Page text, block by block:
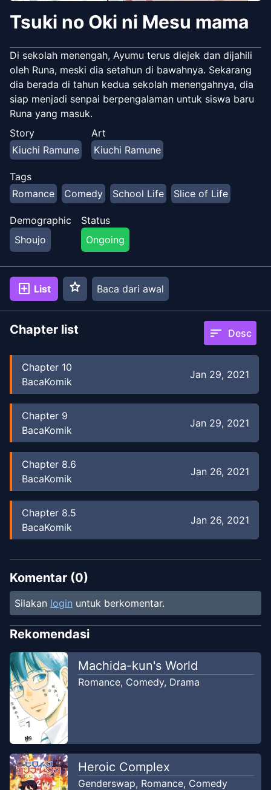
Tsuki no Oki ni Mesu mama
Di sekolah menengah, Ayumu terus diejek dan dijahili
oleh Runa, meski dia setahun di bawahnya. Sekarang
dia berada di tahun kedua sekolah menengahnya, dia
siap menjadi senpai berpengalaman untuk siswa baru
Runa yang masuk.
Story
Kiuchi Ramune
Art
Kiuchi Ramune
Tags
Romance
Comedy School Life Slice of Life
Demographic
Shoujo
Status
Ongoing
add_box List star Baca dari awal
Chapter list sort Desc
Chapter 10
BacaKomik
Jan 29, 2021
Chapter 9
BacaKomik
Jan 29, 2021
Chapter 8.6
BacaKomik
Jan 26, 2021
Chapter 8.5
BacaKomik
Jan 26, 2021
Chapter8
BacaKomik
Chapter7
BacaKomik
Jan 26, 2021
Chapter6
BacaKomik
Jan 26, 2021
Chapter5
BacaKomik
Chapter4
BacaKomik
Komentar (0)
Silakan login untuk berkomentar.
Rekomendasi
Machida-kun's World
Romance, Comedy, Drama
Heroic Complex
Genderswap, Romance, Comedy